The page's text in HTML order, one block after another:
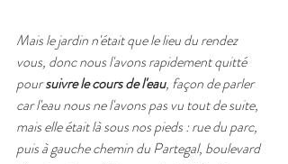
Mais le jardin n'était que le lieu du rendez
vous, donc nous l'avons rapidement quitté
pour suivre le cours de l'eau, façon de parler
car l'eau nous ne l'avons pas vu tout de suite,
mais elle était là sous nos pieds : rue du parc,
puis à gauche chemin du Partegal, boulevard